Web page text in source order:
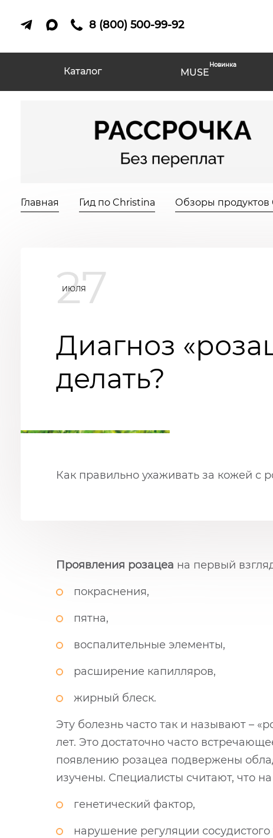
8 (800) 500-99-92
Каталог MUSE
Новинка
Главная Гид по Christina Обзоры продуктов
27
ИЮЛЯ
Диагноз
делать?
Как правильно ухаживать за кожей с
Проявления розацеа на первый
покраснения,
пятна,
воспалительные элементы,
расширение капилляров,
жирный блеск.
Эту болезнь часто так и называют –
лет. Это достаточно часто
появлению розацеа подвержены
изучены. Специалисты считают, что
генетический фактор,
нарушение регуляции сосудистого